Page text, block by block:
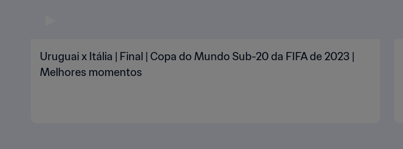
Uruguai x Itália | Final | Copa do Mundo Sub-20 da FIFA de 2023 |
Melhores momentos